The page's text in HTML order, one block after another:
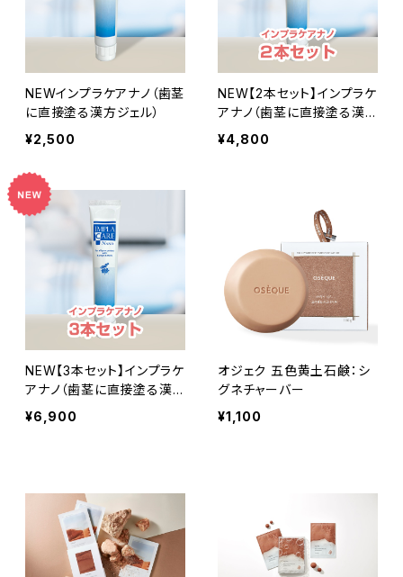
NEWインプラケアナノ（歯茎
に直接塗る漢方ジェル）
¥2,500
NEW【2本セット】インプラケ
アナノ（歯茎に直接塗る漢
方ジェル）
¥4,800
NEW【3本セット】インプラケ
アナノ（歯茎に直接塗る漢
方ジェル）
¥6,900
オジェク 五色黄土石鹸：シ
グネチャーバー
¥1,100